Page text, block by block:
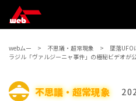
webムー 不思議・超常現象
墜落UFO
ラジル「ヴァルジーニャ事件」の極秘ビデオが
不思議・超常現象